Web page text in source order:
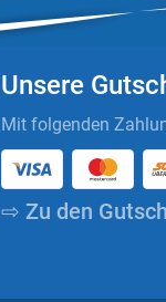
Unsere
Mit folgenden
⇨ Zu den